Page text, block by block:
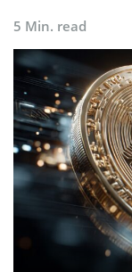
5 Min. read